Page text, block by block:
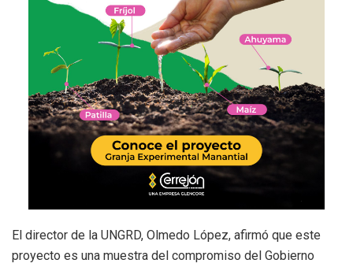
El director de la UNGRD, Olmedo López, afirmó que este
proyecto es una muestra del compromiso del Gobierno